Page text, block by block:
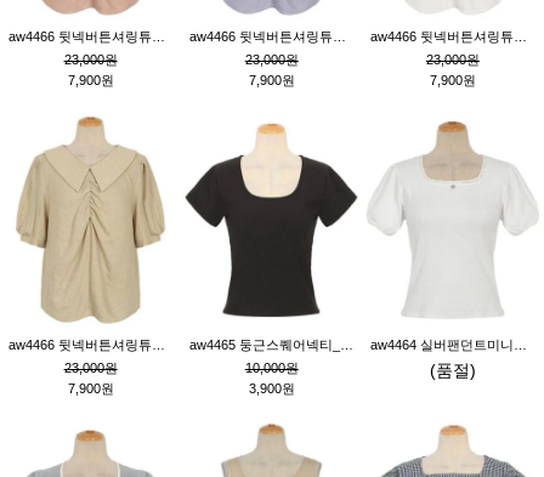
23,000원
7,900원
23,000원
7,900원
23,000원
7,900원
23,000원
7,900원
10,000원
3,900원
(품절)